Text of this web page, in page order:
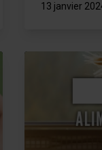
13 janvier